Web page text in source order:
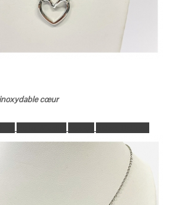
inoxydable cœur